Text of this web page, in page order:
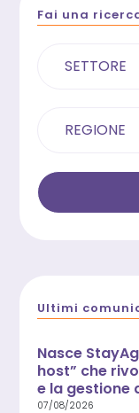
Fai una
SETTORE
REGIONE
Ultimi
Nasce
host” che
e la gestione
07/08/2026